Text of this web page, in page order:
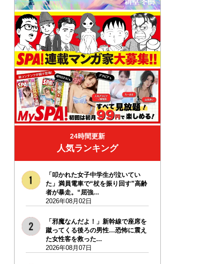
24時間更新
人気ランキング
「叩かれた女子中学生が泣いてい
た」満員電車で“杖を振り回す”高齢
者が暴走。“屈強...
2026年08月02日
「邪魔なんだよ！」新幹線で座席を
蹴ってくる後ろの男性…恐怖に震え
た女性客を救った...
2026年08月07日